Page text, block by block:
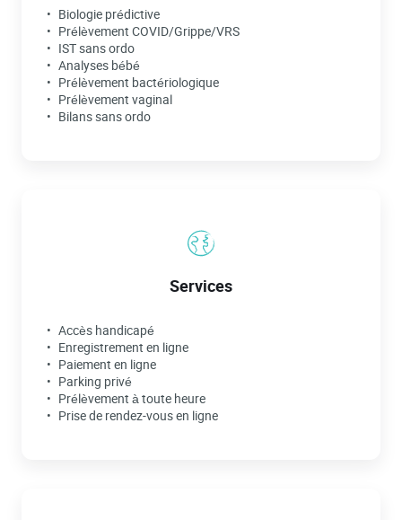
Biologie prédictive
Prélèvement COVID/Grippe/VRS
IST sans ordo
Analyses bébé
Prélèvement bactériologique
Prélèvement vaginal
Bilans sans ordo
Services
Accès handicapé
Enregistrement en ligne
Paiement en ligne
Parking privé
Prélèvement à toute heure
Prise de rendez-vous en ligne